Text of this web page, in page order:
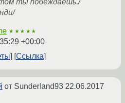
ты побеждаешь./
★★★★★
+00:00
Ссылка
от Sunderland93 22.06.2017